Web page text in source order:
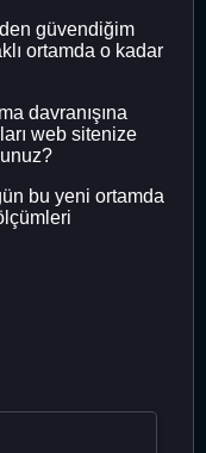
güvendiğim
ortamda o kadar
davranışına
web sitenize
bu yeni ortamda